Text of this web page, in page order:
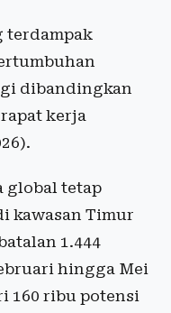
terdampak
dibandingkan
kerja
global tetap
kawasan Timur
1.444
hingga Mei
160 ribu potensi